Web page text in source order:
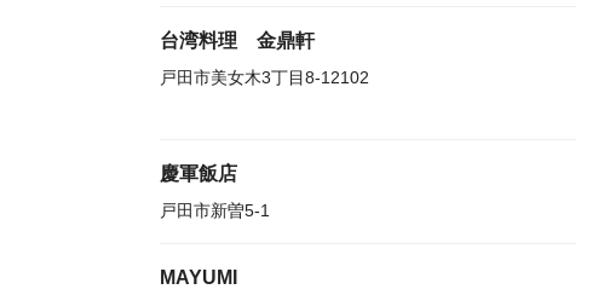
台湾料理 金鼎軒
戸田市美女木3丁目8-12102
慶軍飯店
戸田市新曽5-1
MAYUMI